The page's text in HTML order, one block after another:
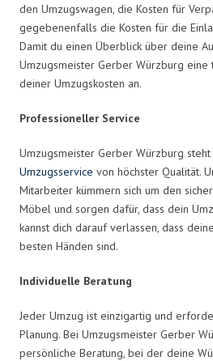
den Umzugswagen, die Kosten für
gegebenenfalls die Kosten für die
Damit du einen Überblick über deine
Umzugsmeister Gerber Würzburg eine
deiner Umzugskosten an.
Professioneller Service
Umzugsmeister Gerber Würzburg
Umzugsservice von höchster Qualität.
Mitarbeiter kümmern sich um den
Möbel und sorgen dafür, dass dein
kannst dich darauf verlassen, dass
besten Händen sind.
Individuelle Beratung
Jeder Umzug ist einzigartig und
Planung. Bei Umzugsmeister Gerber
persönliche Beratung, bei der deine